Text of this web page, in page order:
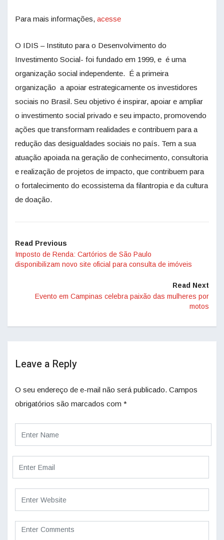
Para mais informações, acesse
O IDIS – Instituto para o Desenvolvimento do
Investimento Social- foi fundado em 1999, e é uma
organização social independente. É a primeira
organização a apoiar estrategicamente os investidores
sociais no Brasil. Seu objetivo é inspirar, apoiar e ampliar
o investimento social privado e seu impacto, promovendo
ações que transformam realidades e contribuem para a
redução das desigualdades sociais no país. Tem a sua
atuação apoiada na geração de conhecimento, consultoria
e realização de projetos de impacto, que contribuem para
o fortalecimento do ecossistema da filantropia e da cultura
de doação.
Read Previous
Imposto de Renda: Cartórios de São Paulo
disponibilizam novo site oficial para consulta de imóveis
Read Next
Evento em Campinas celebra paixão das mulheres por
motos
Leave a Reply
O seu endereço de e-mail não será publicado. Campos
obrigatórios são marcados com *